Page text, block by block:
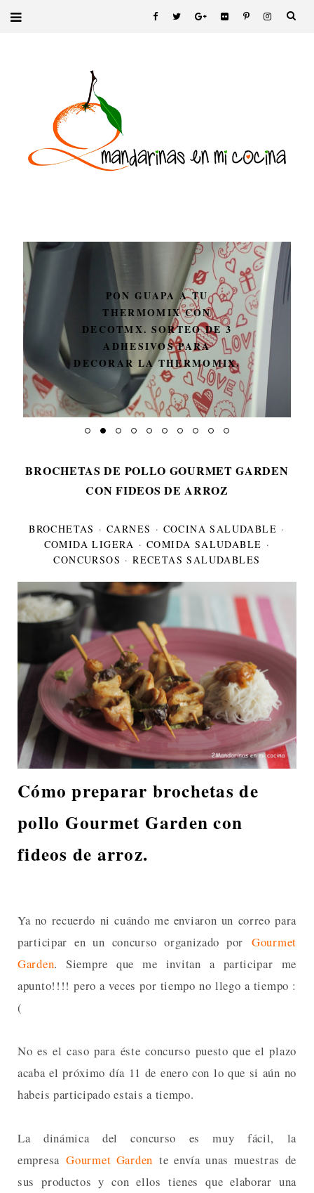
PON GUAPA A TU
THERMOMIX CON
DECOTMX. SORTEO DE 3
ADHESIVOS PARA
DECORAR LA THERMOMIX.
BROCHETAS DE POLLO GOURMET GARDEN
CON FIDEOS DE ARROZ
BROCHETAS · CARNES · COCINA SALUDABLE ·
COMIDA LIGERA ·COMIDA SALUDABLE ·
CONCURSOS ·RECETAS SALUDABLES
Cómo preparar brochetas de
pollo Gourmet Garden con
fideos de arroz.
Ya no recuerdo ni cuándo me enviaron un correo para
participar en un concurso organizado porGourmet
Garden. Siempre que me invitan a participar me
apunto!!!! pero a veces por tiempo no llego a tiempo :
(
No es el caso para éste concurso puesto que el plazo
acaba el próximo día 11 de enero con lo que si aún no
habeis participado estais a tiempo.
La dinámica del concurso es muy fácil, la
empresaGourmet Garden te envía unas muestras de
sus productos y con ellos tienes que elaborar una